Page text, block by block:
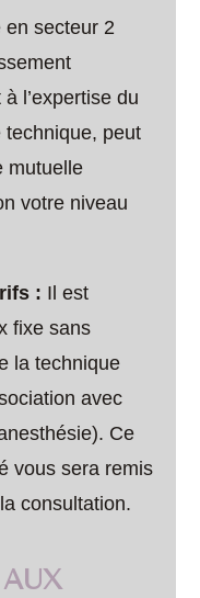
en secteur 2
l’expertise du
technique, peut
mutuelle
votre niveau
: Il est
fixe sans
la technique
avec
Ce
vous sera remis
consultation.